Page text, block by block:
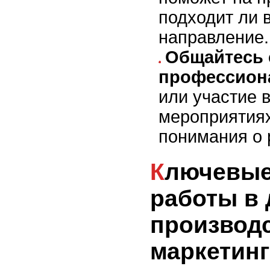
подходит ли
направление.
Общайтесь
или участие
понимания о
Ключевые навыки для
работы в